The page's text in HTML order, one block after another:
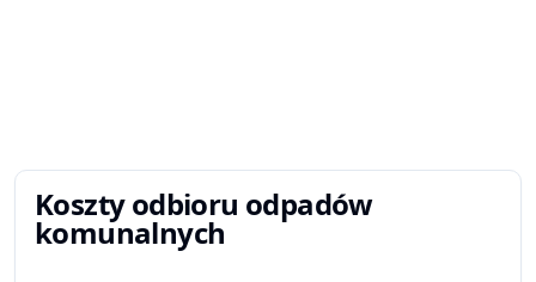
Koszty odbioru odpadów
komunalnych